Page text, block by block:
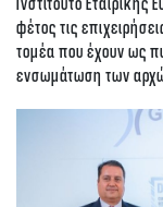
φέτος τις
τομέα που έχουν ως
ενσωμάτωση των